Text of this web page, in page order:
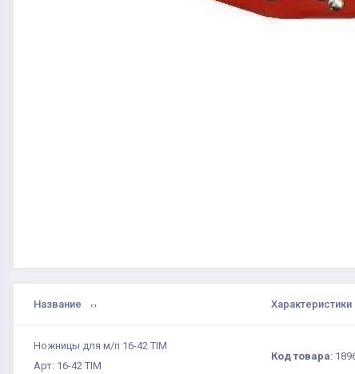
Название Характеристики
Ножницы для м/п 16-42 TIM
Арт: 16-42 TIM
Код товара: